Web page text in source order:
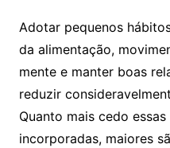
Adotar pequenos
da alimentação,
mente e manter boas
reduzir
Quanto mais cedo
incorporadas, maiores